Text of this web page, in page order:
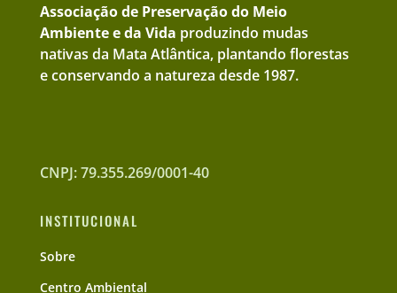
Associação de Preservação do Meio
Ambiente e da Vida produzindo mudas
nativas da Mata Atlântica, plantando florestas
e conservando a natureza desde 1987.
CNPJ: 79.355.269/0001-40
INSTITUCIONAL
Sobre
Centro Ambiental